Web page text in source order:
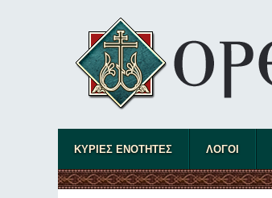
ΚΥΡΙΕΣ ΕΝΟΤΗΤΕΣ ΛΟΓΟΙ